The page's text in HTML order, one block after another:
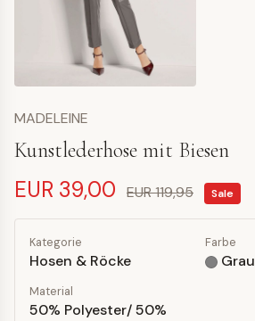
MADELEINE
Kunstlederhose mit Biesen
EUR 39,00 EUR 119,95 Sale
Kategorie
Hosen & Röcke
Farbe
Grau
Material
50% Polyester/ 50%